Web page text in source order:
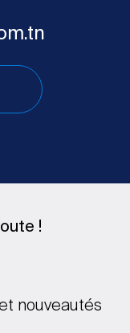
!
nouveautés